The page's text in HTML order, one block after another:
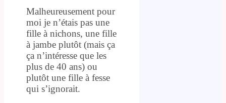
Malheureusement pour
moi je n’étais pas une
fille à nichons, une fille
à jambe plutôt (mais ça
ça n’intéresse que les
plus de 40 ans) ou
plutôt une fille à fesse
qui s’ignorait.